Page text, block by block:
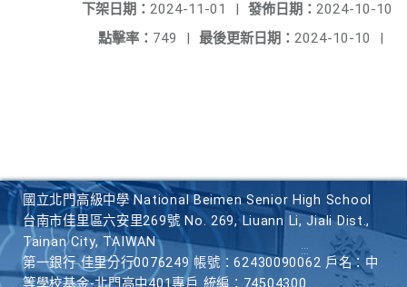
發佈日期： 2024-10-10
下架日期： 2024-11-01
|
最後更新日期： 2024-10-10 |
點擊率： 749 |
國立北門高級中學 National Beimen Senior High School
台南市佳里區六安里269號 No. 269, Liuann Li, Jiali Dist.,
Tainan City, TAIWAN
第一銀行 佳里分行0076249 帳號：62430090062 戶名：中
等學校基金-北門高中401專戶 統編：74504300